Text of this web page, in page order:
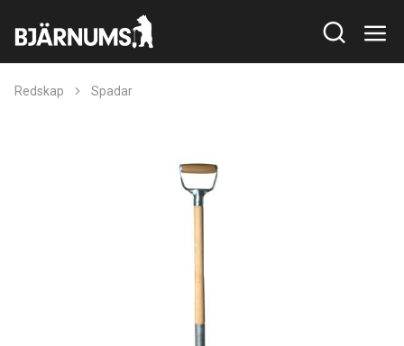
Redskap Spadar